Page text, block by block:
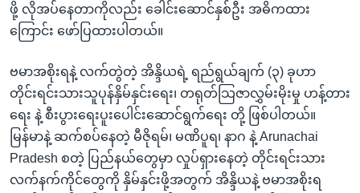
ဖို့ လိုအပ်နေတာကိုလည်း ခေါင်းဆောင်နှစ်ဦး အဓိကထား
ကြောင်း ဖော်ပြထားပါတယ်။
ဗမာအစိုးရနဲ့ လက်တွဲတဲ့ အိန္ဒိယရဲ့ ရည်ရွယ်ချက် (၃) ခုဟာ
တိုင်းရင်းသားသူပုန်နှိမ်နှင်းရေး၊ တရုတ်သြဇာလွှမ်းမိုးမှု ဟန့်တား
ရေး နဲ့ စီးပွားရေးပူးပေါင်းဆောင်ရွက်ရေး တို့ ဖြစ်ပါတယ်။
မြန်မာနဲ့ ဆက်စပ်နေတဲ့ မီဇိုရမ်၊ မဏိပူရ၊ နာဂ နဲ့ Arunachai
Pradesh စတဲ့ ပြည်နယ်တွေမှာ လှုပ်ရှားနေတဲ့ တိုင်းရင်းသား
လက်နက်ကိုင်တွေကို နှိမ်နှင်းဖို့အတွက် အိန္ဒိယနဲ့ ဗမာအစိုးရ